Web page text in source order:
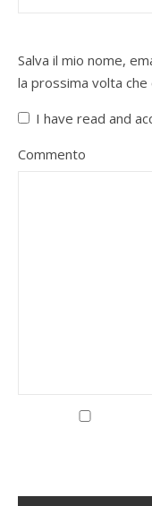
Salva il mio nome,
la prossima volta che
I have read and
Commento